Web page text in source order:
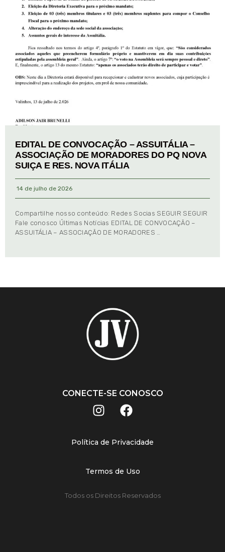
EDITAL DE CONVOCAÇÃO – ASSUITÁLIA –
ASSOCIAÇÃO DE MORADORES DO PQ NOVA
SUIÇA E RES. NOVA ITÁLIA
14 de julho de 2026
Compartilhe nosso conteúdo: Redes Socias SEGUIR SEGUIR
Fale conosco Últimas Notícias EDITAL DE CONVOCAÇÃO –
ASSUITÁLIA – ASSOCIAÇÃO DE MORADORES …
CONECTE-SE CONOSCO
Política de Privacidade
Termos de Uso
Todos os Direitos Reservados